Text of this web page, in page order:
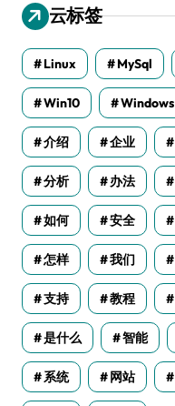
云标签
Linux MySql
Win10 Windows
介绍 企业
分析 办法
如何 安全
怎样 我们
支持 教程
是什么 智能
系统 网站